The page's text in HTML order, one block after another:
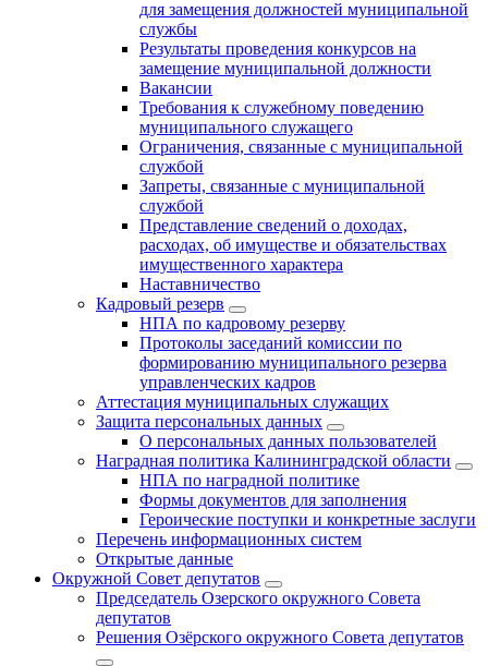
для замещения должностей муниципальной
службы
Результаты проведения конкурсов на
замещение муниципальной должности
Вакансии
Требования к служебному поведению
муниципального служащего
Ограничения, связанные с муниципальной
службой
Запреты, связанные с муниципальной
службой
Представление сведений о доходах,
расходах, об имуществе и обязательствах
имущественного характера
Наставничество
Кадровый резерв
НПА по кадровому резерву
Протоколы заседаний комиссии по
формированию муниципального резерва
управленческих кадров
Аттестация муниципальных служащих
Защита персональных данных
О персональных данных пользователей
Наградная политика Калининградской области
НПА по наградной политике
Формы документов для заполнения
Героические поступки и конкретные заслуги
Перечень информационных систем
Открытые данные
Окружной Совет депутатов
Председатель Озерского окружного Совета
депутатов
Решения Озёрского окружного Совета депутатов